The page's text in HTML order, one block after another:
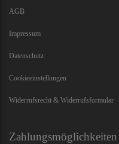
AGB
Impressum
Datenschutz
Cookieeinstellungen
Widerrufsrecht & Widerrufsformular
Zahlungsmöglichkeiten